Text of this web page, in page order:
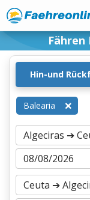
Fähren
Hin-und
Balearia